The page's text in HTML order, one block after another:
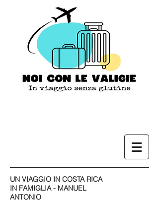
UN VIAGGIO IN COSTA RICA
IN FAMIGLIA - MANUEL
ANTONIO